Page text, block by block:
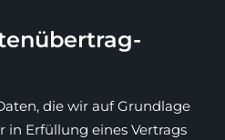
die wir auf Grundlage
in Erfüllung eines Vertrags